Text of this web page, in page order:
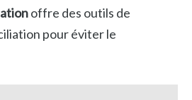
offre des outils de
pour éviter le